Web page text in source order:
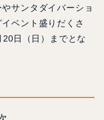
サンタダイバーショ
ベント盛りだくさ
日（日）までとな